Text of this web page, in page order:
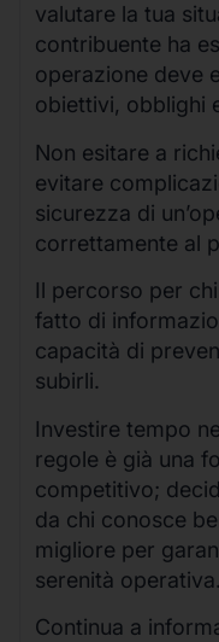
valutare la tua
contribuente ha
operazione deve
obiettivi, obblighi
Non esitare a
evitare
sicurezza di
correttamente al
Il percorso per
fatto di
capacità di
subirli.
Investire tempo
regole è già una
competitivo;
da chi conosce
migliore per
serenità operativa.
Continua a